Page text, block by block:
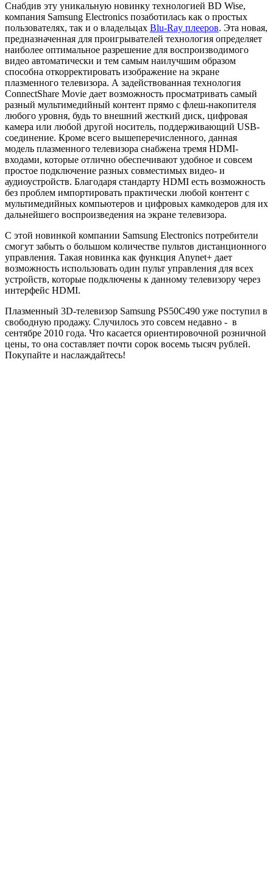
Снабдив эту уникальную новинку технологией BD Wise,
компания Samsung Electronics позаботилась как о простых
пользователях, так и о владельцах Blu-Ray плееров. Эта новая,
предназначенная для проигрывателей технология определяет
наиболее оптимальное разрешение для воспроизводимого
видео автоматически и тем самым наилучшим образом
способна откорректировать изображение на экране
плазменного телевизора. А задействованная технология
ConnectShare Movie дает возможность просматривать самый
разный мультимедийный контент прямо с флеш-накопителя
любого уровня, будь то внешний жесткий диск, цифровая
камера или любой другой носитель, поддерживающий USB-
соединение. Кроме всего вышеперечисленного, данная
модель плазменного телевизора снабжена тремя HDMI-
входами, которые отлично обеспечивают удобное и совсем
простое подключение разных совместимых видео- и
аудиоустройств. Благодаря стандарту HDMI есть возможность
без проблем импортировать практически любой контент с
мультимедийных компьютеров и цифровых камкодеров для их
дальнейшего воспроизведения на экране телевизора.
С этой новинкой компании Samsung Electronics потребители
смогут забыть о большом количестве пультов дистанционного
управления. Такая новинка как функция Anynet+ дает
возможность использовать один пульт управления для всех
устройств, которые подключены к данному телевизору через
интерфейс HDMI.
Плазменный 3D-телевизор Samsung PS50C490 уже поступил в
свободную продажу. Случилось это совсем недавно - в
сентябре 2010 года. Что касается ориентировочной розничной
цены, то она составляет почти сорок восемь тысяч рублей.
Покупайте и наслаждайтесь!